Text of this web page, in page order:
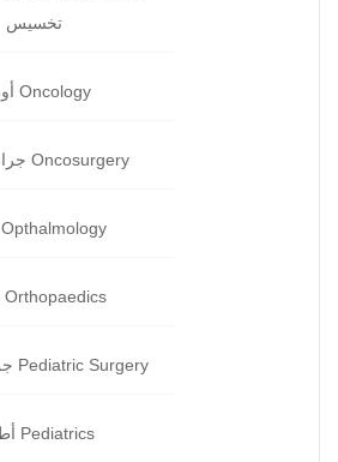
تخسيس
Oncology أورام
Oncosurgery جراحة‏ أورام
Opthalmology عيون‏
Orthopaedics عظام‏
Pediatric Surgery جراحة‏ أطفال
Pediatrics أطفال